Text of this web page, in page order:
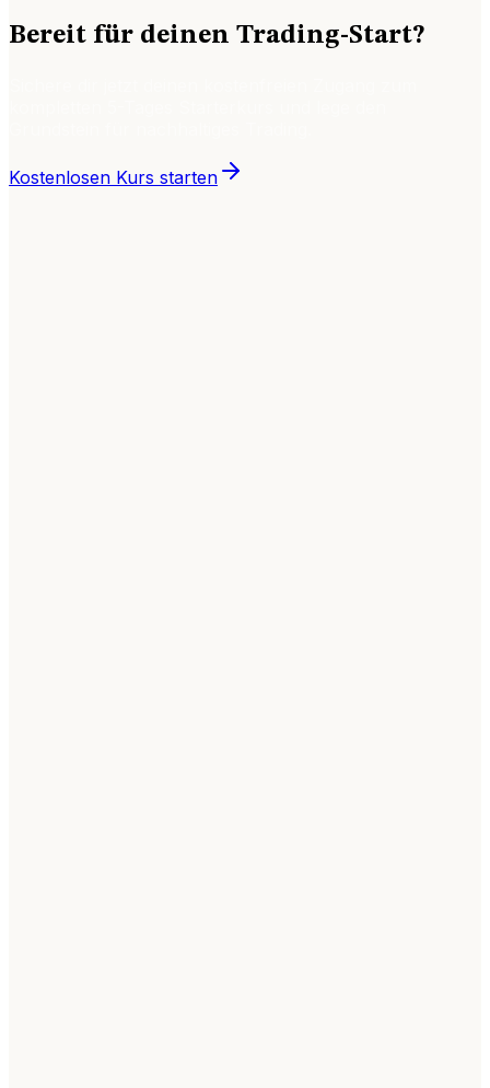
Bereit für deinen Trading-Start?
Kostenlosen Kurs starten